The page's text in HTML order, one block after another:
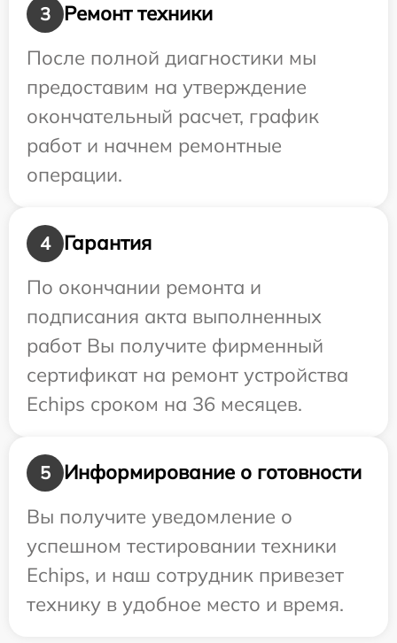
3
Ремонт техники
После полной диагностики мы
предоставим на утверждение
окончательный расчет, график
работ и начнем ремонтные
операции.
4
Гарантия
По окончании ремонта и
подписания акта выполненных
работ Вы получите фирменный
сертификат на ремонт устройства
Echips сроком на 36 месяцев.
5
Информирование о готовности
Вы получите уведомление о
успешном тестировании техники
Echips, и наш сотрудник привезет
технику в удобное место и время.